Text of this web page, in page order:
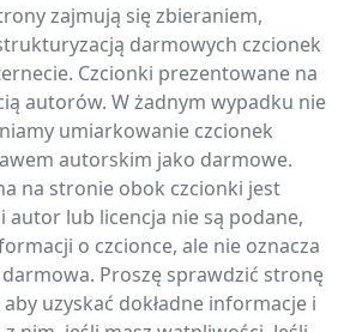
zajmują się zbieraniem,
darmowych czcionek
Czcionki prezentowane na
autorów. W żadnym wypadku nie
umiarkowanie czcionek
autorskim jako darmowe.
na stronie obok czcionki jest
autor lub licencja nie są podane,
o czcionce, ale nie oznacza
Proszę sprawdzić stronę
uzyskać dokładne informacje i